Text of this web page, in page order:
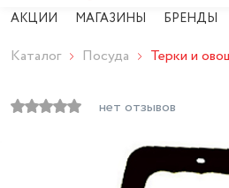
АКЦИИ МАГАЗИНЫ БРЕНДЫ
Каталог Посуда Терки и
нет отзывов